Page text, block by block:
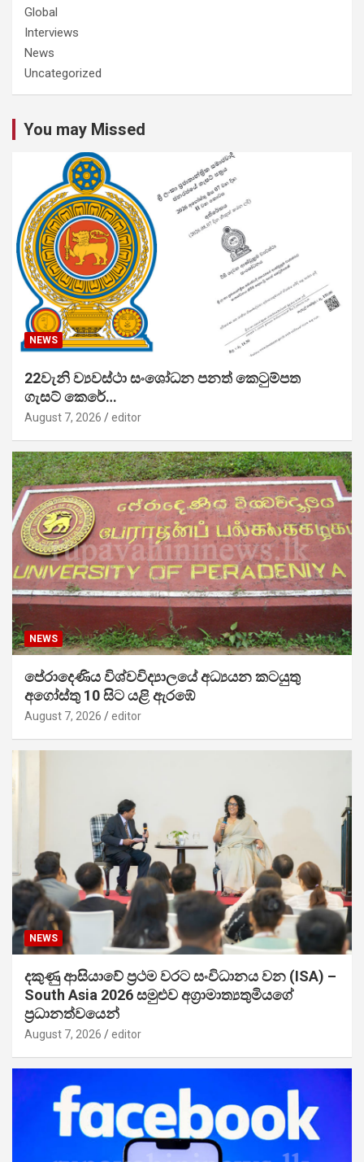
Global
Interviews
News
Uncategorized
You may Missed
NEWS
22වැනි ව්‍යවස්ථා සංශෝධන පනත් කෙටුම්පත
ගැසට් කෙරේ…
August 7, 2026 editor
NEWS
පේරාදෙණිය විශ්වවිද්‍යාලයේ අධ්‍යයන කටයුතු
අගෝස්තු 10 සිට යළි ඇරඹේ
August 7, 2026 editor
NEWS
දකුණු ආසියාවේ ප්‍රථම වරට සංවිධානය වන (ISA) –
South Asia 2026 සමුළුව අග්‍රාමාත්‍යතුමියගේ
ප්‍රධානත්වයෙන්
August 7, 2026 editor